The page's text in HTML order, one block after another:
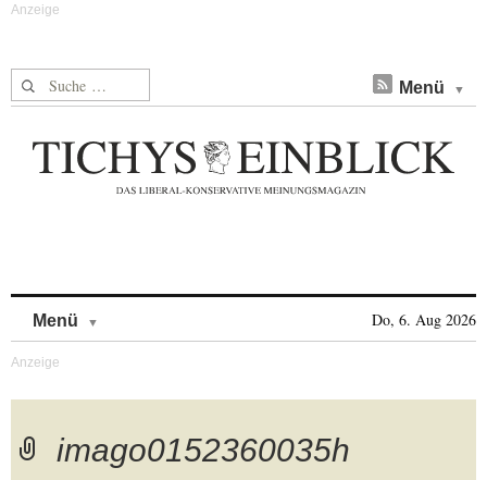
Suche nach: Menü
Menü Do, 6. Aug 2026
imago0152360035h